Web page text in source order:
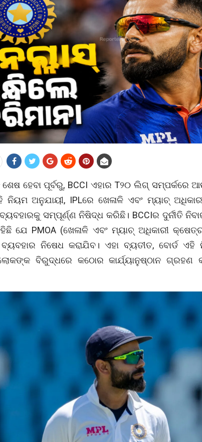
ଶେଷ ହେବା ପୂର୍ବରୁ, BCCI ଏହାର T୨୦ ଲିଗ୍ ସମ୍ପର୍କରେ
ନିୟମ ଅନୁଯାୟୀ, IPLରେ ଖେଳାଳି ଏବଂ ମ୍ୟାଚ୍
ସମ୍ପୂର୍ଣ୍ଣ ନିଷିଦ୍ଧ କରିଛି। BCCIର ଦୁର୍ନୀତି
ଯେ PMOA (ଖେଳାଳି ଏବଂ ମ୍ୟାଚ୍ ଅଧିକାରୀ
ନିଷେଧ କରାଯିବ। ଏହା ବ୍ୟତୀତ, ବୋର୍ଡ
ବିରୁଦ୍ଧରେ କଠୋର କାର୍ଯ୍ୟାନୁଷ୍ଠାନ ଗ୍ରହଣ